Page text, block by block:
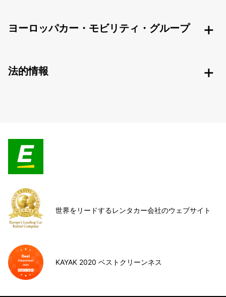
ヨーロッパカー・モビリティ・グループ
法的情報
世界をリードするレンタカー会社のウェブサイト
KAYAK 2020 ベストクリーンネス